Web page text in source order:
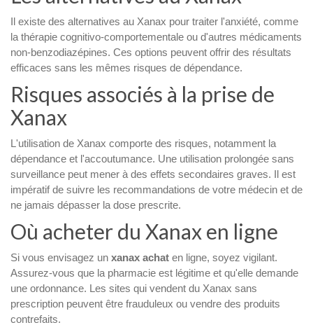
Il existe des alternatives au Xanax pour traiter l'anxiété, comme
la thérapie cognitivo-comportementale ou d'autres médicaments
non-benzodiazépines. Ces options peuvent offrir des résultats
efficaces sans les mêmes risques de dépendance.
Risques associés à la prise de
Xanax
L'utilisation de Xanax comporte des risques, notamment la
dépendance et l'accoutumance. Une utilisation prolongée sans
surveillance peut mener à des effets secondaires graves. Il est
impératif de suivre les recommandations de votre médecin et de
ne jamais dépasser la dose prescrite.
Où acheter du Xanax en ligne
Si vous envisagez un xanax achat en ligne, soyez vigilant.
Assurez-vous que la pharmacie est légitime et qu'elle demande
une ordonnance. Les sites qui vendent du Xanax sans
prescription peuvent être frauduleux ou vendre des produits
contrefaits.